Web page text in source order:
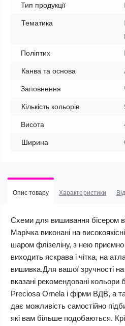
Тип продукції
Тематика
Поліптих
Канва та основа
Заповнення
Кількість кольорів
Висота
Ширина
Опис товару Характеристики
Схеми для вишивання бісером
Марічка виконані на
шаром флізеліну, з нею
виходить яскрава і чітка, на
вишивка.Для вашої зручності
вказані рекомендовані кольори
Preciosa Ornela і фірми ВДВ, а
дає можливість самостійно
які вам більше подобаються.